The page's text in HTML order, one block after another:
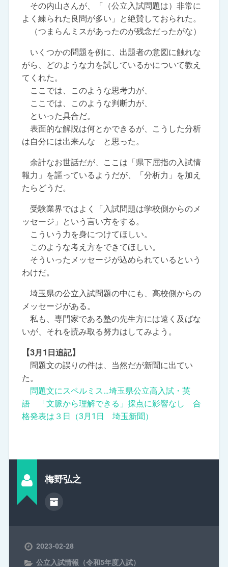
その内山さんが、「（公立入試問題は）非常に
よく練られた良問が多い」と絶賛しておられた。
（つまらんミスがあったのが残念だったがな）
いくつかの問題を例に、出題者の意図に触れな
がら、どのような力を試しているかについて教え
てくれた。
ここでは、このような思考力が、
ここでは、このような判断力が、
といった具合だ。
表面的な解説は何とかできるが、こうした分析
は自分には出来んな と思った。
余計なお世話だが、ここは「県下屈指の入試情
報力」を謳っているようだが、「分析力」を加え
たらどうだ。
受験業界ではよく「入試問題は学校側からのメ
ッセージ」という言い方をする。
こういう力を身につけてほしい。
このような考え方をできてほしい。
そういったメッセージが込められているという
わけだ。
埼玉県の公立入試問題の中にも、高校側からの
メッセージがある。
私も、専門家である塾の先生方には遠く及ばな
いが、それを読み取る努力はしてみよう。
【3月1日追記】
問題文の誤りの件は、当然だが新聞に出てい
た。
問題文にスペルミス…埼玉県公立高入試・英
語 「文脈から理解できる」採点に影響なし 合
格発表は３日（3月1日 埼玉新聞）
梅野弘之
2023-02-28
公立入試情報（令和5年度入試）